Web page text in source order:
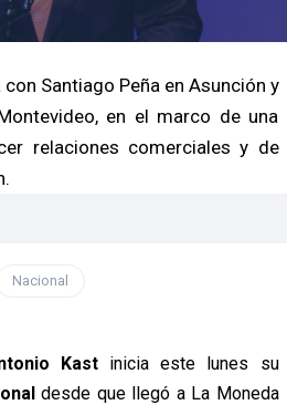
Santiago Peña en Asunción y
en el marco de una
relaciones comerciales y de
Nacional
Kast inicia este lunes su
desde que llegó a La Moneda